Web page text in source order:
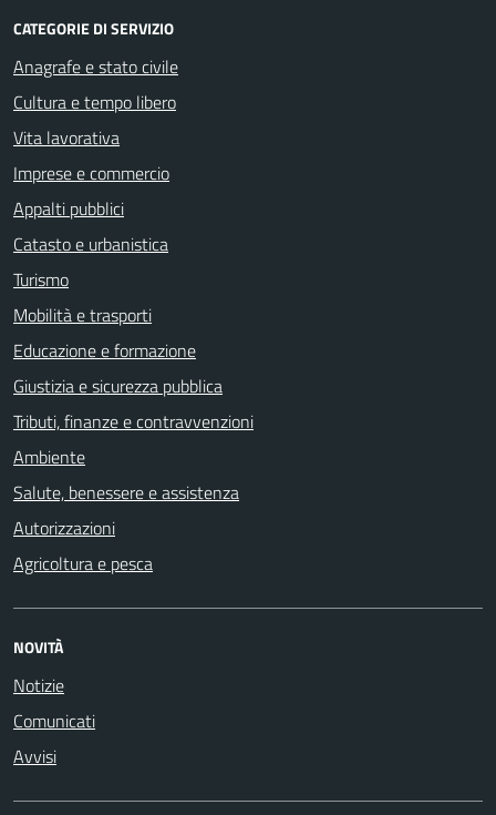
CATEGORIE DI SERVIZIO
Anagrafe e stato civile
Cultura e tempo libero
Vita lavorativa
Imprese e commercio
Appalti pubblici
Catasto e urbanistica
Turismo
Mobilità e trasporti
Educazione e formazione
Giustizia e sicurezza pubblica
Tributi, finanze e contravvenzioni
Ambiente
Salute, benessere e assistenza
Autorizzazioni
Agricoltura e pesca
NOVITÀ
Notizie
Comunicati
Avvisi